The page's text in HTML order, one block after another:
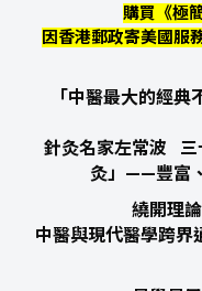
購買《極
因香港郵政寄美國服
「中醫最大的經
針灸名家左常波 三
灸」——豐富
繞開理
中醫與現代醫學跨界